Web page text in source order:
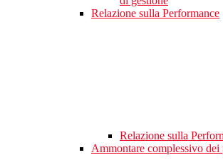
Relazione sulla Performance
Relazione sulla
Ammontare complessivo dei